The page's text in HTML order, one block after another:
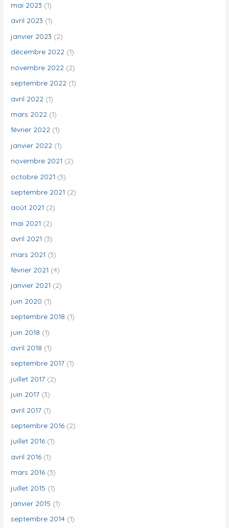
mai 2023 (1)
avril 2023 (1)
janvier 2023 (2)
décembre 2022 (1)
novembre 2022 (2)
septembre 2022 (1)
avril 2022 (1)
mars 2022 (1)
février 2022 (1)
janvier 2022 (1)
novembre 2021 (2)
octobre 2021 (3)
septembre 2021 (2)
août 2021 (2)
mai 2021 (2)
avril 2021 (3)
mars 2021 (3)
février 2021 (4)
janvier 2021 (2)
juin 2020 (1)
septembre 2018 (1)
juin 2018 (1)
avril 2018 (1)
septembre 2017 (1)
juillet 2017 (2)
juin 2017 (3)
avril 2017 (1)
septembre 2016 (2)
juillet 2016 (1)
avril 2016 (1)
mars 2016 (3)
juillet 2015 (1)
janvier 2015 (1)
septembre 2014 (1)